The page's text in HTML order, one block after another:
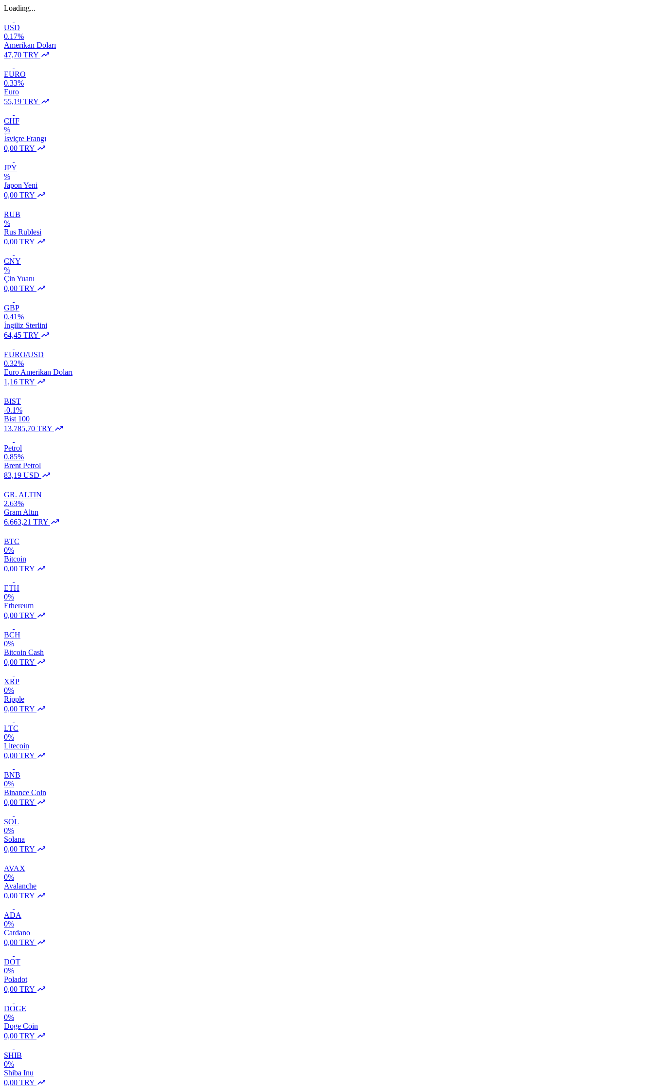
Loading...
USD
0.17%
Amerikan Doları
47,70 TRY
EURO
0.33%
Euro
55,19 TRY
CHF
%
İsviçre Frangı
0,00 TRY
JPY
%
Japon Yeni
0,00 TRY
RUB
%
Rus Rublesi
0,00 TRY
CNY
%
Çin Yuanı
0,00 TRY
GBP
0.41%
İngiliz Sterlini
64,45 TRY
EURO/USD
0.32%
Euro Amerikan Doları
1,16 TRY
BIST
-0.1%
Bist 100
13.785,70 TRY
Petrol
0.85%
Brent Petrol
83,19 USD
GR. ALTIN
2.63%
Gram Altın
6.663,21 TRY
BTC
0%
Bitcoin
0,00 TRY
ETH
0%
Ethereum
0,00 TRY
BCH
0%
Bitcoin Cash
0,00 TRY
XRP
0%
Ripple
0,00 TRY
LTC
0%
Litecoin
0,00 TRY
BNB
0%
Binance Coin
0,00 TRY
SOL
0%
Solana
0,00 TRY
AVAX
0%
Avalanche
0,00 TRY
ADA
0%
Cardano
0,00 TRY
DOT
0%
Poladot
0,00 TRY
DOGE
0%
Doge Coin
0,00 TRY
SHIB
0%
Shiba Inu
0,00 TRY